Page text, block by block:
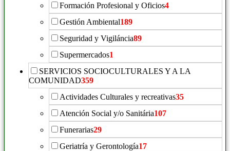
Formación Profesional y Oficios4
Gestión Ambiental189
Seguridad y Vigiláncia89
Supermercados1
SERVICIOS SOCIOCULTURALES Y A LA
COMUNIDAD359
Actividades Culturales y recreativas35
Atención Social y/o Sanitária107
Funerarias29
Geriatría y Gerontología17